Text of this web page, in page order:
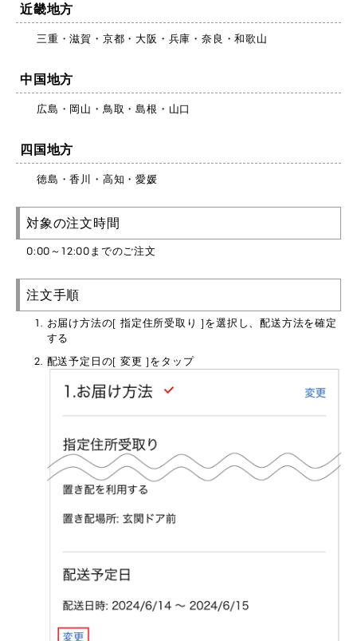
近畿地方
三重・滋賀・京都・大阪・兵庫・奈良・和歌山
中国地方
広島・岡山・鳥取・島根・山口
四国地方
徳島・香川・高知・愛媛
対象の注文時間
0:00～12:00までのご注文
注文手順
お届け方法の[ 指定住所受取り ]を選択し、配送方法を確定
する
配送予定日の[ 変更 ]をタップ